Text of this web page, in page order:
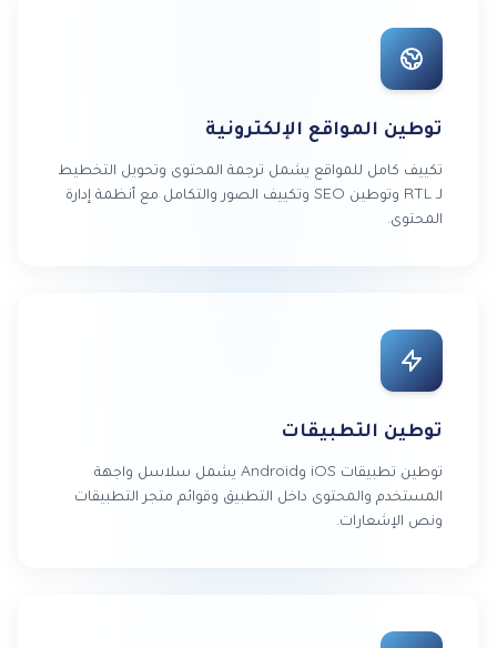
توطين المواقع الإلكترونية
تكييف كامل للمواقع يشمل ترجمة المحتوى وتحويل التخطيط
لـ RTL وتوطين SEO وتكييف الصور والتكامل مع أنظمة إدارة
المحتوى.
توطين التطبيقات
توطين تطبيقات iOS وAndroid يشمل سلاسل واجهة
المستخدم والمحتوى داخل التطبيق وقوائم متجر التطبيقات
ونص الإشعارات.